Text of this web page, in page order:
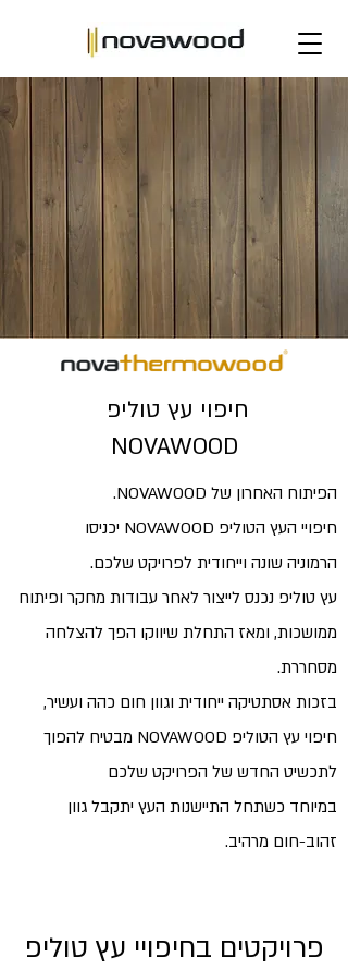
חיפוי עץ טוליפ
NOVAWOOD
הפיתוח האחרון של NOVAWOOD.
חיפויי העץ הטוליפ NOVAWOOD יכניסו
הרמוניה שונה וייחודית לפרויקט שלכם.
עץ טוליפ נכנס לייצור לאחר עבודות מחקר ופיתוח
ממושכות, ומאז התחלת שיווקו הפך להצלחה
מסחררת.
בזכות אסתטיקה ייחודית וגוון חום כהה ועשיר,
חיפוי עץ הטוליפ NOVAWOOD מבטיח להפוך
לתכשיט החדש של הפרויקט שלכם
במיוחד כשתחל התיישנות העץ יתקבל גוון
זהוב-חום מרהיב.
פרויקטים בחיפויי עץ טוליפ